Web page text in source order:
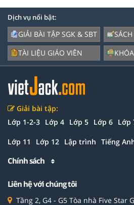
Dịch vụ nổi bật:
GIẢI BÀI TẬP SGK & SBT
TÀI LIỆU GIÁO VIÊN
SÁCH
Giải bài tập:
Lớp 1-2-3 Lớp 4 Lớp 5 Lớp 6 Lớp
Lớp 11 Lớp 12 Lập trình Tiếng
Chính sách
Liên hệ với chúng tôi
Tầng 2, G4 - G5 Tòa nhà Five Star